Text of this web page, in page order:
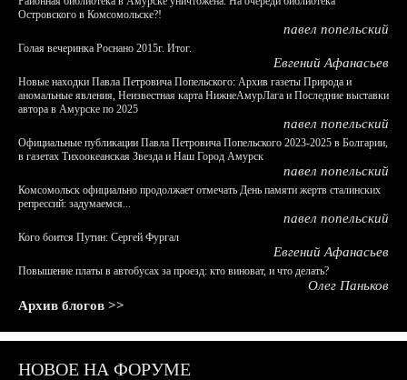
Островского в Комсомольске?!
павел попельский
Голая вечеринка Роснано 2015г. Итог.
Евгений Афанасьев
Новые находки Павла Петровича Попельского: Архив газеты Природа и
аномальные явления, Неизвестная карта НижнеАмурЛага и Последние выставки
автора в Амурске по 2025
павел попельский
Официальные публикации Павла Петровича Попельского 2023-2025 в Болгарии,
в газетах Тихоокеанская Звезда и Наш Город Амурск
павел попельский
Комсомольск официально продолжает отмечать День памяти жертв сталинских
репрессий: задумаемся...
павел попельский
Кого боится Путин: Сергей Фургал
Евгений Афанасьев
Повышение платы в автобусах за проезд: кто виноват, и что делать?
Олег Паньков
Архив блогов >>
НОВОЕ НА ФОРУМЕ